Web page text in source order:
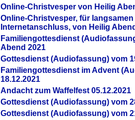
Online-Christvesper von Heilig
Online-Christvesper, für langsamen
Internetanschluss, von Heilig
Familiengottesdienst
Abend 2021
Gottesdienst (Audiofassung) vom
Familiengottesdienst im Advent
18.12.2021
Andacht zum Waffelfest 05.12.2021
Gottesdienst (Audiofassung) vom
Gottesdienst (Audiofassung) vom